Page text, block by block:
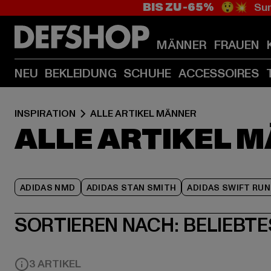
BIS ZU -65% 😲💥
MÄNNER FRAUEN
NEU BEKLEIDUNG SCHUHE ACCESSOIRES
INSPIRATION ALLE ARTIKEL MÄNNER
ALLE ARTIKEL
ADIDAS NMD ADIDAS STAN SMITH ADIDAS SWIFT RUN
SORTIEREN NACH:
3 ARTIKEL